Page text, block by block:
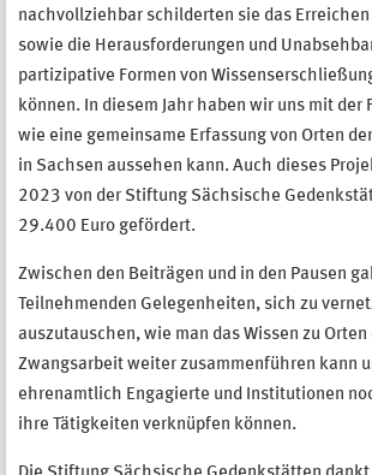
nachvollziehbar schilderten sie das
sowie die Herausforderungen und
partizipative Formen von
können. In diesem Jahr haben wir uns mit der
wie eine gemeinsame Erfassung von Orten
in Sachsen aussehen kann. Auch dieses
2023 von der Stiftung Sächsische
29.400 Euro gefördert.
Zwischen den Beiträgen und in den Pausen
Teilnehmenden Gelegenheiten, sich zu
auszutauschen, wie man das Wissen zu Orten
Zwangsarbeit weiter zusammenführen kann
ehrenamtlich Engagierte und Institutionen
ihre Tätigkeiten verknüpfen können.